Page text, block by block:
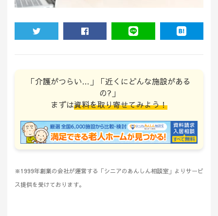
「介護がつらい…」「近くにどんな施設がある
の?」
まずは資料を取り寄せてみよう！
※1999年創業の会社が運営する「シニアのあんしん相談室」よりサービ
ス提供を受けております。